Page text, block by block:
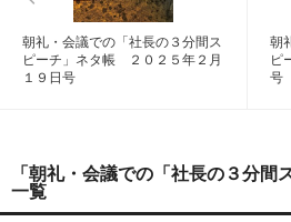
朝礼・会議での「社長の３分間ス
ピーチ」ネタ帳 ２０２５年２月
１９日号
朝
ピ
号
「朝礼・会議での「社長の３分間
一覧